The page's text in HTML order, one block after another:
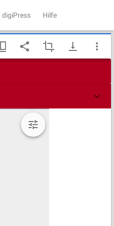
digiPress Hilfe